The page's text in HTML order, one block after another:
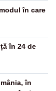
în care
în 24 de
în